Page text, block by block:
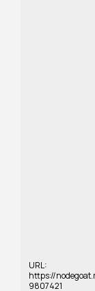
URL:
https://
9807421